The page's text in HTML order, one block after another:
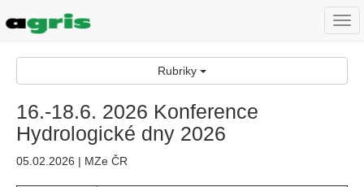
Rubriky
16.-18.6. 2026 Konference
Hydrologické dny 2026
05.02.2026 | MZe ČR